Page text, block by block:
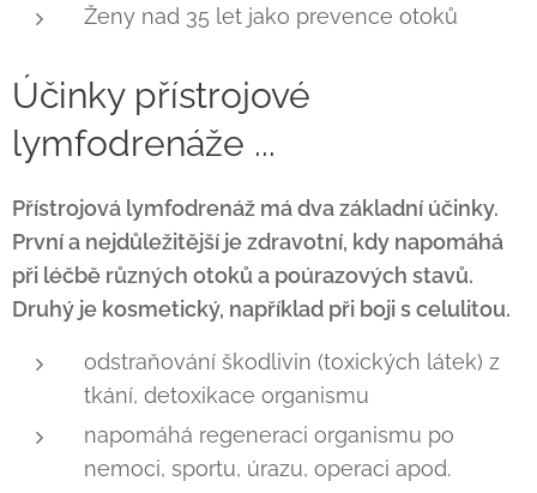
Ženy nad 35 let jako prevence otoků
Účinky přístrojové
lymfodrenáže ...
Přístrojová lymfodrenáž má dva základní účinky.
První a nejdůležitější je zdravotní, kdy napomáhá
při léčbě různých otoků a poúrazových stavů.
Druhý je kosmetický, například při boji s celulitou.
odstraňování škodlivin (toxických látek) z
tkání, detoxikace organismu
napomáhá regeneraci organismu po
nemoci, sportu, úrazu, operaci apod.